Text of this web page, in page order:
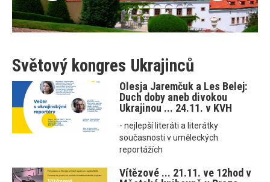
Světový kongres Ukrajinců
Olesja Jaremčuk a Les Belej:
Duch doby aneb divokou
Ukrajinou ... 24.11. v KVH
- nejlepší literáti a literátky
současnosti v uměleckých
reportážích
Vítězové ... 21.11. ve 12hod v